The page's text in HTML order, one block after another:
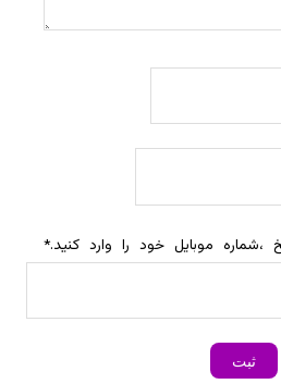
،شماره موبایل خود را وارد کنید.*